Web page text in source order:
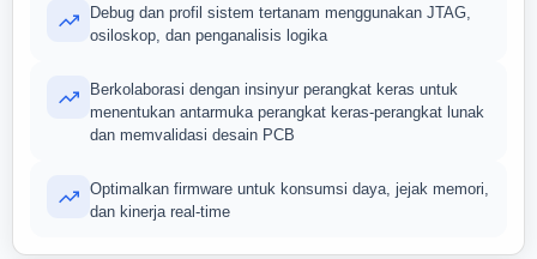
Debug dan profil sistem tertanam menggunakan JTAG,
osiloskop, dan penganalisis logika
Berkolaborasi dengan insinyur perangkat keras untuk
menentukan antarmuka perangkat keras-perangkat lunak
dan memvalidasi desain PCB
Optimalkan firmware untuk konsumsi daya, jejak memori,
dan kinerja real-time